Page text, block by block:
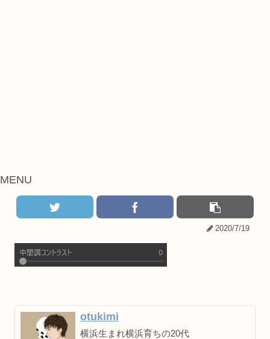
MENU
2020/7/19
otukimi
横浜生まれ横浜育ちの20代